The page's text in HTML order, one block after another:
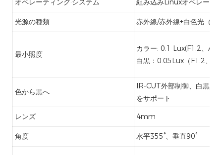
オペレーティング·システム 組み込みLinuxオペレーテ
光源の種類 赤外線/赤外線+白色光（
最小照度
カラー: 0.1 Lux(F1.2、
白黒：0.05Lux（F1.2、
色から黒へ
IR-CUT外部制御、白黒、
をサポート
レンズ 4mm
角度 水平355°、垂直90°